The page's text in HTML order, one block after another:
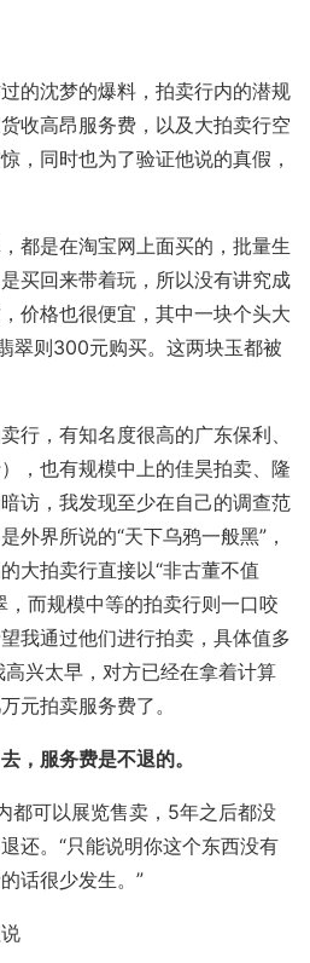
的沈梦的爆料，拍卖行内的潜规
收高昂服务费，以及大拍卖行空
，同时也为了验证他说的真假，
都是在淘宝网上面买的，批量生
买回来带着玩，所以没有讲究成
价格也很便宜，其中一块个头大
翠则300元购买。这两块玉都被
行，有知名度很高的广东保利、
，也有规模中上的佳昊拍卖、隆
访，我发现至少在自己的调查范
外界所说的“天下乌鸦一般黑”，
大拍卖行直接以“非古董不值
，而规模中等的拍卖行则一口咬
我通过他们进行拍卖，具体值多
兴太早，对方已经在拿着计算
元拍卖服务费了。
，服务费是不退的。
都可以展览售卖，5年之后都没
还。“只能说明你这个东西没有
话很少发生。”